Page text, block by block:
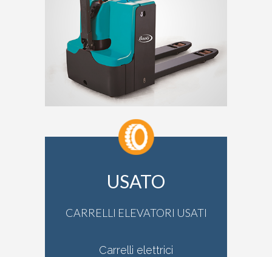
USATO
CARRELLI ELEVATORI USATI
Carrelli elettrici